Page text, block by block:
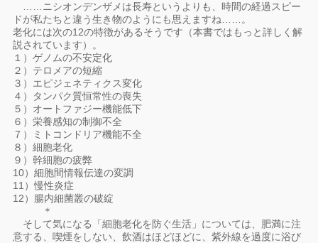
……ニシオンデンザメは長寿というよりも、時間の経過スピー
ドが私たちと違う生き物のようにも思えますね……。
老化には次の12の特徴があるそうです（本書ではもっと詳しく解
説されています）。
１）ゲノムの不安定化
２）テロメアの短縮
３）エピジェネティクス変化
４）タンパク質恒常性の喪失
５）オートファジー機能低下
６）栄養感知の制御不全
７）ミトコンドリア機能不全
８）細胞老化
９）幹細胞の疲弊
10）細胞間情報伝達の変調
11）慢性炎症
12）腸内細菌叢の破綻
＊
そして気になる「細胞老化を防ぐ生活」については、肥満に注
意する、喫煙をしない、飲酒はほどほどに、紫外線を過度に浴び